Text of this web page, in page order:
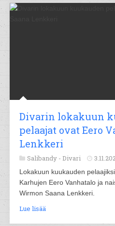
Divarin lokakuun
pelaajat ovat Eero
Lenkkeri
Salibandy - Divari
Lokakuun kuukauden
Karhujen Eero Vanhatalo ja
Wirmon Saana Lenkkeri.
Lue lisää